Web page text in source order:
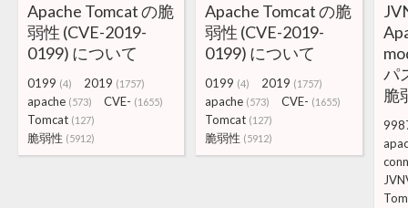
Apache Tomcat の脆
弱性 (CVE-2019-
0199) について
0199 (4) 2019 (1757)
apache (573) CVE- (1655)
Tomcat (127)
脆弱性 (5912)
Apache Tomcat の脆
弱性 (CVE-2019-
0199) について
0199 (4) 2019 (1757)
apache (573) CVE- (1655)
Tomcat (127)
脆弱性 (5912)
パ
脆